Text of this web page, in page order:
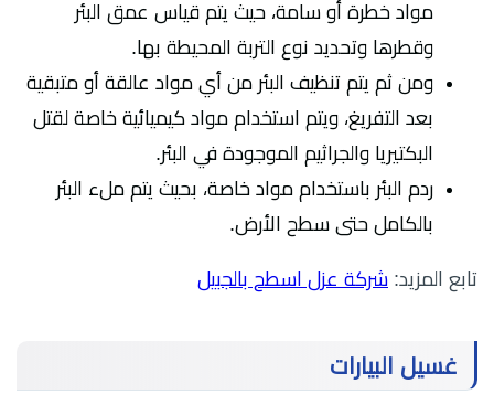
مواد خطرة أو سامة، حيث يتم قياس عمق البئر
وقطرها وتحديد نوع التربة المحيطة بها.
ومن ثم يتم تنظيف البئر من أي مواد عالقة أو متبقية
بعد التفريغ، ويتم استخدام مواد كيميائية خاصة لقتل
البكتيريا والجراثيم الموجودة في البئر.
ردم البئر باستخدام مواد خاصة، بحيث يتم ملء البئر
بالكامل حتى سطح الأرض.
تابع المزيد: شركة عزل اسطح بالجبيل
غسيل البيارات